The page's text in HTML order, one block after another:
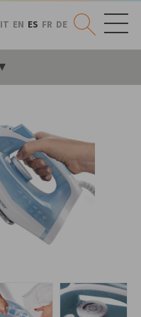
IT EN ES FR DE